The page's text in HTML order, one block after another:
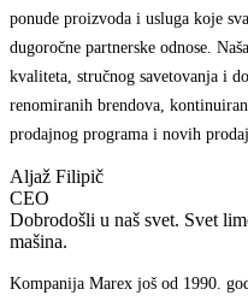
ponude proizvoda i usluga koje
dugoročne partnerske odnose.
kvaliteta, stručnog savetovanja i
renomiranih brendova,
prodajnog programa i novih
Aljaž Filipič
CEO
Dobrodošli u naš svet. Svet
mašina.
Kompanija Marex još od 1990.